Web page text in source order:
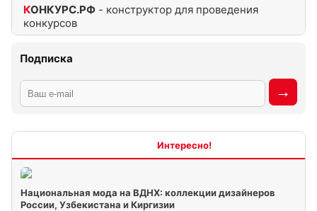
КОНКУРС.РФ - конструктор для проведения
конкурсов
Подписка
Национальная мода на ВДНХ: коллекции дизайнеров
России, Узбекистана и Киргизии